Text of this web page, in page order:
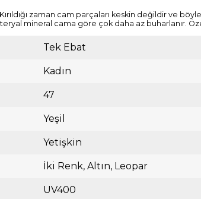
zaman cam parçaları keskin değildir ve
mineral cama göre çok daha az buharlanır.
Tek Ebat
Kadın
47
Yeşil
Yetişkin
İki Renk Altın Leopar
UV400